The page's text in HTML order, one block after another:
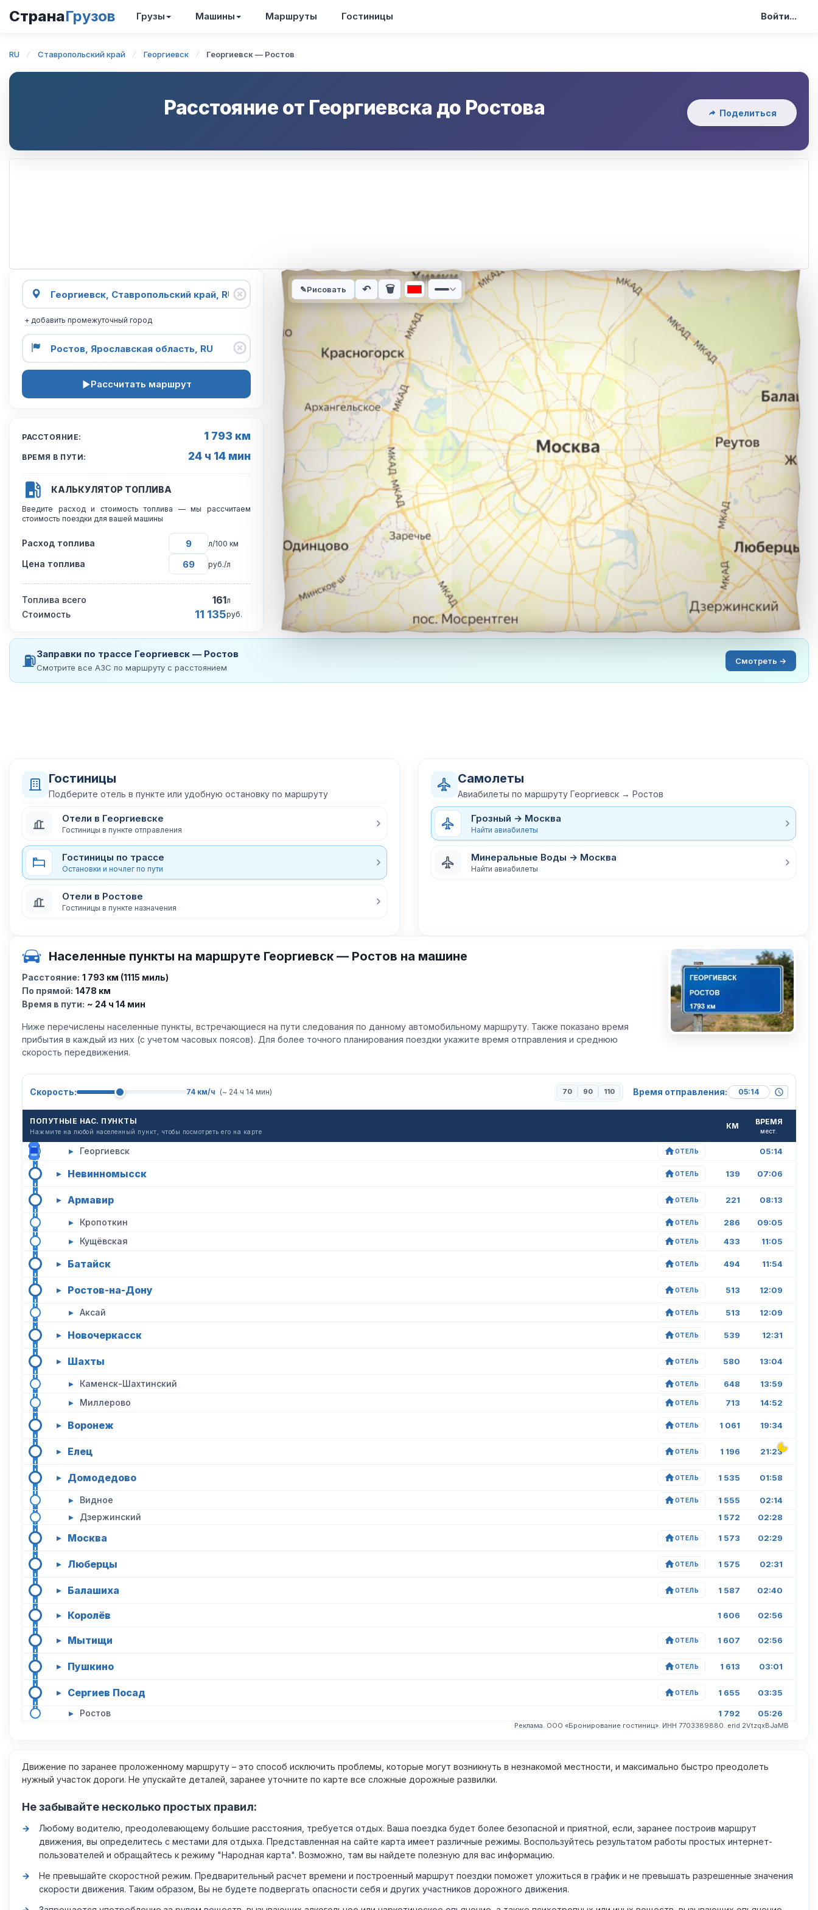
СтранаГрузов Грузы Машины Маршруты Гостиницы Войти...
RU Ставропольский край Георгиевск Георгиевск — Ростов
Расстояние от Георгиевска до Ростова Поделиться
+ добавить промежуточный город
Рассчитать маршрут
РАССТОЯНИЕ: 1 793 км
ВРЕМЯ В ПУТИ: 24 ч 14 мин
КАЛЬКУЛЯТОР ТОПЛИВА
Введите расход и стоимость топлива — мы рассчитаем
стоимость поездки для вашей машины
Расход топлива л/100 км
Цена топлива руб./л
Топлива всего 161л
Стоимость 11 135руб.
Интерактивная карта автомобильного маршрута из города Георгиевск в город Ростов.
✎Рисовать ↶ 🗑
⛽Заправки по трассе Георгиевск — Ростов
Смотрите все АЗС по маршруту с расстоянием
Смотреть →
Гостиницы
Подберите отель в пункте или удобную остановку по маршруту
Отели в Георгиевске
Гостиницы в пункте отправления
Гостиницы по трассе
Остановки и ночлег по пути
Отели в Ростове
Гостиницы в пункте назначения
Самолеты
Авиабилеты по маршруту Георгиевск → Ростов
Грозный → Москва
Найти авиабилеты
Минеральные Воды → Москва
Найти авиабилеты
Населенные пункты на маршруте Георгиевск — Ростов на машине
Расстояние: 1 793 км (1115 миль)
По прямой: 1478 км
Время в пути: ~ 24 ч 14 мин
Ниже перечислены населенные пункты, встречающиеся на пути следования по данному автомобильному маршруту. Также показано время
прибытия в каждый из них (с учетом часовых поясов). Для более точного планирования поездки укажите время отправления и среднюю
скорость передвижения.
Скорость: 74 км/ч (~ 24 ч 14 мин) 70 90 110 Время отправления:
ПОПУТНЫЕ НАС. ПУНКТЫ
Нажмите на любой населенный пункт, чтобы посмотреть его на карте
КМ ВРЕМЯ
мест.
▸ Георгиевск ОТЕЛЬ 05:14
▸ Невинномысск ОТЕЛЬ 139 07:06
▸ Армавир ОТЕЛЬ 221 08:13
▸ Кропоткин ОТЕЛЬ 286 09:05
▸ Кущёвская ОТЕЛЬ 433 11:05
▸ Батайск ОТЕЛЬ 494 11:54
▸ Ростов-на-Дону ОТЕЛЬ 513 12:09
▸ Аксай ОТЕЛЬ 513 12:09
▸ Новочеркасск ОТЕЛЬ 539 12:31
▸ Шахты ОТЕЛЬ 580 13:04
▸ Каменск-Шахтинский ОТЕЛЬ 648 13:59
▸ Миллерово ОТЕЛЬ 713 14:52
▸ Воронеж ОТЕЛЬ 1 061 19:34
▸ Елец ОТЕЛЬ 1 196 21:23
▸ Домодедово ОТЕЛЬ 1 535 01:58
▸ Видное ОТЕЛЬ 1 555 02:14
▸ Дзержинский 1 572 02:28
▸ Москва ОТЕЛЬ 1 573 02:29
▸ Люберцы ОТЕЛЬ 1 575 02:31
▸ Балашиха ОТЕЛЬ 1 587 02:40
▸ Королёв 1 606 02:56
▸ Мытищи ОТЕЛЬ 1 607 02:56
▸ Пушкино ОТЕЛЬ 1 613 03:01
▸ Сергиев Посад ОТЕЛЬ 1 655 03:35
▸ Ростов 1 792 05:26
Реклама. ООО «Бронирование гостиниц». ИНН 7703389880. erid 2VtzqxBJaMB
Движение по заранее проложенному маршруту – это способ исключить проблемы, которые могут возникнуть в незнакомой местности, и максимально быстро преодолеть
нужный участок дороги. Не упускайте деталей, заранее уточните по карте все сложные дорожные развилки.
Не забывайте несколько простых правил:
Любому водителю, преодолевающему большие расстояния, требуется отдых. Ваша поездка будет более безопасной и приятной, если, заранее построив маршрут
движения, вы определитесь с местами для отдыха. Представленная на сайте карта имеет различные режимы. Воспользуйтесь результатом работы простых интернет-
пользователей и обращайтесь к режиму "Народная карта". Возможно, там вы найдете полезную для вас информацию.
Не превышайте скоростной режим. Предварительный расчет времени и построенный маршрут поездки поможет уложиться в график и не превышать разрешенные значения
скорости движения. Таким образом, Вы не будете подвергать опасности себя и других участников дорожного движения.